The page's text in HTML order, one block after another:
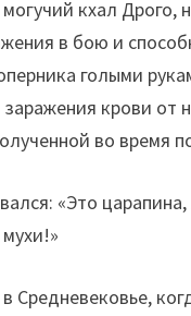
кхал Дрого,
в бою и
голыми
заражения крови от
во время
«Это
Средневековье,